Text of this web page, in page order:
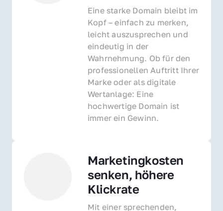
Eine starke Domain bleibt im
Kopf – einfach zu merken,
leicht auszusprechen und
eindeutig in der
Wahrnehmung. Ob für den
professionellen Auftritt Ihrer
Marke oder als digitale
Wertanlage: Eine
hochwertige Domain ist
immer ein Gewinn.
Marketingkosten
senken, höhere
Klickrate
Mit einer sprechenden,